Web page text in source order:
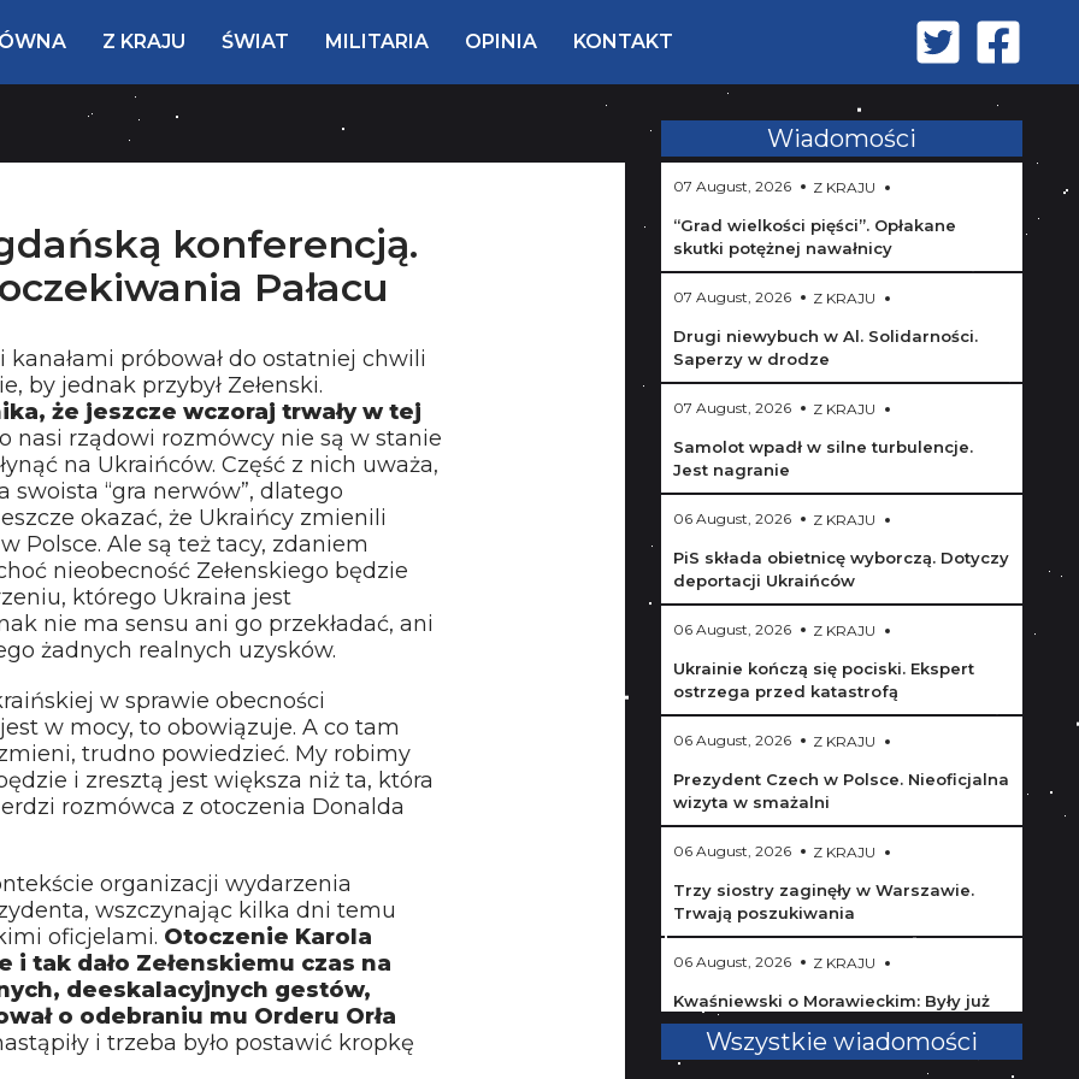
Z KRAJU ŚWIAT MILITARIA OPINIA KONTAKT
konferencją.
Pałacu
próbował do ostatniej chwili
by jednak przybył Zełenski.
że jeszcze wczoraj trwały w tej
nasi rządowi rozmówcy nie są w stanie
na Ukraińców. Część z nich uważa,
swoista “gra nerwów”, dlatego
okazać, że Ukraińcy zmienili
Polsce. Ale są też tacy, zdaniem
nieobecność Zełenskiego będzie
którego Ukraina jest
nie ma sensu ani go przekładać, ani
żadnych realnych uzysków.
w sprawie obecności
w mocy, to obowiązuje. A co tam
trudno powiedzieć. My robimy
i zresztą jest większa niż ta, która
rozmówca z otoczenia Donalda
organizacji wydarzenia
wszczynając kilka dni temu
oficjelami. Otoczenie Karola
tak dało Zełenskiemu czas na
deeskalacyjnych gestów,
o odebraniu mu Orderu Orła
i trzeba było postawić kropkę
Wiadomości
07 August, 2026 Z KRAJU
“Grad wielkości pięści”. Opłakane
skutki potężnej nawałnicy
07 August, 2026 Z KRAJU
Drugi niewybuch w Al. Solidarności.
Saperzy w drodze
07 August, 2026 Z KRAJU
Samolot wpadł w silne turbulencje.
Jest nagranie
06 August, 2026 Z KRAJU
PiS składa obietnicę wyborczą. Dotyczy
deportacji Ukraińców
06 August, 2026 Z KRAJU
Ukrainie kończą się pociski. Ekspert
ostrzega przed katastrofą
06 August, 2026 Z KRAJU
Prezydent Czech w Polsce. Nieoficjalna
wizyta w smażalni
06 August, 2026 Z KRAJU
Trzy siostry zaginęły w Warszawie.
Trwają poszukiwania
06 August, 2026 Z KRAJU
Kwaśniewski o Morawieckim: Były już
takie przefarbowania
Wszystkie wiadomości